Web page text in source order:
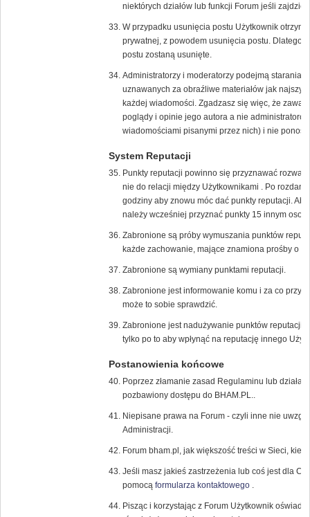
niektórych działów lub funkcji Forum jeśli zajdzie
W przypadku usunięcia postu Użytkownik
prywatnej, z powodem usunięcia postu. Dlatego
postu zostaną usunięte.
Administratorzy i moderatorzy podejmą starania
uznawanych za obraźliwe materiałów jak
każdej wiadomości. Zgadzasz się więc, że
poglądy i opinie jego autora a nie
wiadomościami pisanymi przez nich) i nie
System Reputacji
Punkty reputacji powinno się przyznawać
nie do relacji między Użytkownikami . Po
godziny aby znowu móc dać punkty reputacji.
należy wcześniej przyznać punkty 15 innym
Zabronione są próby wymuszania punktów
każde zachowanie, mające znamiona prośby o
Zabronione są wymiany punktami reputacji.
Zabronione jest informowanie komu i za co
może to sobie sprawdzić.
Zabronione jest nadużywanie punktów reputacji,
tylko po to aby wpłynąć na reputację innego
Postanowienia końcowe
Poprzez złamanie zasad Regulaminu lub
pozbawiony dostępu do BHAM.PL..
Niepisane prawa na Forum - czyli inne nie
Administracji.
Forum bham.pl, jak większość treści w Sieci,
Jeśli masz jakieś zastrzeżenia lub coś jest dla
pomocą formularza kontaktowego.
Pisząc i korzystając z Forum Użytkownik